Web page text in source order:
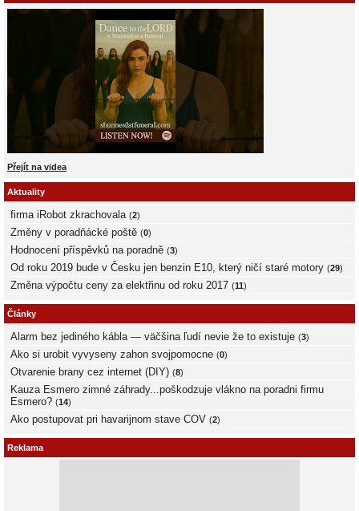
Přejít na videa
Aktuality
firma iRobot zkrachovala (2)
Změny v poradňácké poště (0)
Hodnocení příspěvků na poradně (3)
Od roku 2019 bude v Česku jen benzin E10, který ničí staré motory (29)
Změna výpočtu ceny za elektřinu od roku 2017 (11)
Články
Alarm bez jediného kábla — väčšina ľudí nevie že to existuje (3)
Ako si urobit vyvyseny zahon svojpomocne (0)
Otvarenie brany cez internet (DIY) (8)
Kauza Esmero zimné záhrady...poškodzuje vlákno na poradni firmu
Esmero? (14)
Ako postupovat pri havarijnom stave COV (2)
Reklama